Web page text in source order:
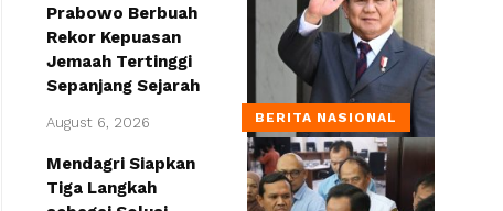
BERITA NASIONAL
Prabowo Berbuah
Rekor Kepuasan
Jemaah Tertinggi
Sepanjang Sejarah
August 6, 2026
Mendagri Siapkan
Tiga Langkah